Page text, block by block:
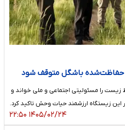
حفاظت‌شده باشگل متوقف شود
زیست را مسئولیتی اجتماعی و ملی خواند و
این زیستگاه ارزشمند حیات وحش تاکید کرد.
۱۴۰۵/۰۲/۲۴ ۲۲:۵۰